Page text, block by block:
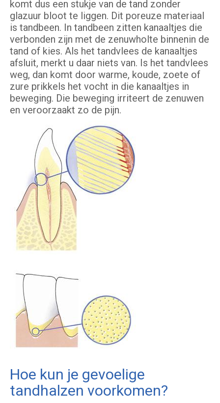
komt dus een stukje van de tand zonder
glazuur bloot te liggen. Dit poreuze materiaal
is tandbeen. In tandbeen zitten kanaaltjes die
verbonden zijn met de zenuwholte binnenin de
tand of kies. Als het tandvlees de kanaaltjes
afsluit, merkt u daar niets van. Is het tandvlees
weg, dan komt door warme, koude, zoete of
zure prikkels het vocht in die kanaaltjes in
beweging. Die beweging irriteert de zenuwen
en veroorzaakt zo de pijn.
Hoe kun je gevoelige
tandhalzen voorkomen?